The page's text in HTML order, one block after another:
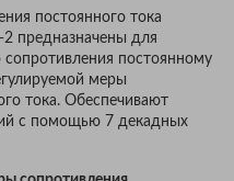
постоянного тока
предназначены для
сопротивления постоянному
меры
тока. Обеспечивают
с помощью 7 декадных